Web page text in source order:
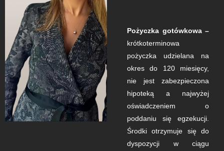
Pożyczka gotówkowa –
krótkoterminowa
pożyczka udzielana na
okres do 120 miesięcy,
nie jest zabezpieczona
hipoteką a najwyżej
oświadczeniem o
poddaniu się egzekucji.
Środki otrzymuje się do
dyspozycji w ciągu